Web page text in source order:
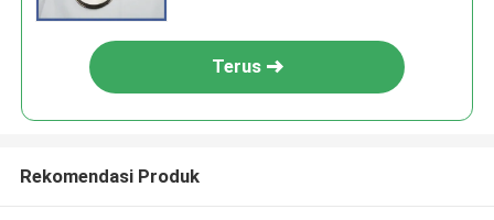
Terus
Rekomendasi Produk